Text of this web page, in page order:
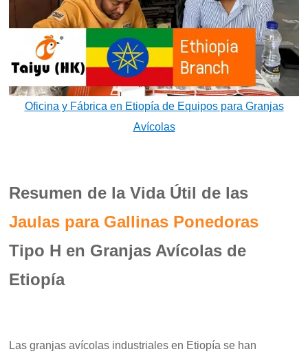
Oficina y Fábrica en Etiopía de Equipos para Granjas
Avícolas
Resumen de la Vida Útil de las
Jaulas para Gallinas Ponedoras
Tipo H en Granjas Avícolas de
Etiopía
Las granjas avícolas industriales en Etiopía se han